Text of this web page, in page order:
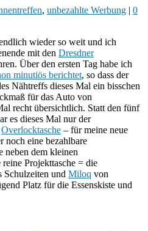
, unbezahlte Werbung | 0
wieder so weit und ich
mit den Dresdner
Über den ersten Tag habe ich
minutiös berichtet, so dass der
Nähtreffs dieses Mal ein bisschen
für das Auto von
recht übersichtlich. Statt den fünf
es dieses Mal nur der
Overlocktasche – für meine neue
noch eine bezahlbare
neben dem kleinen
Projekttasche = die
Schulzeiten und Miloq von
Platz für die Essenskiste und